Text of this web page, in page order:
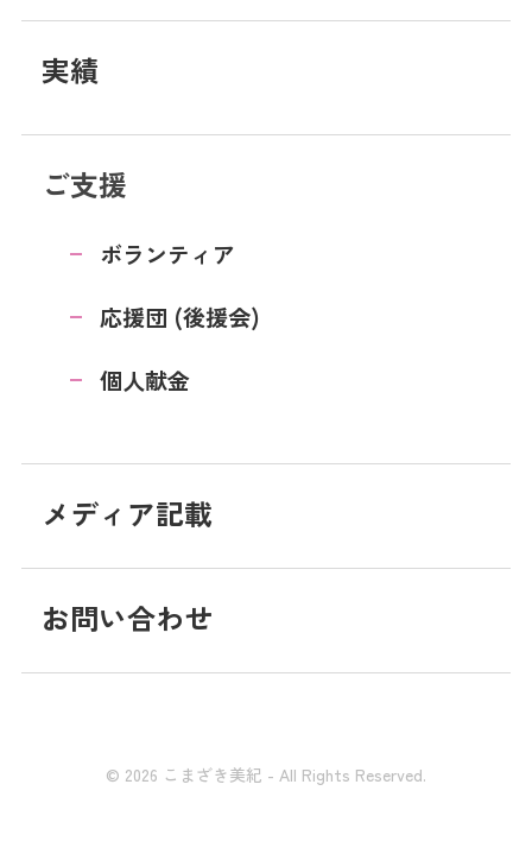
実績
ご支援
ボランティア
応援団 (後援会)
個人献金
メディア記載
お問い合わせ
© 2026 こまざき美紀 - All Rights Reserved.